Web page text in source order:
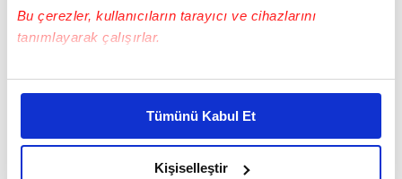
Bu çerezler, kullanıcıların tarayıcı ve cihazlarını
tanımlayarak çalışırlar.
Bu çerezlere izin vermeniz halinde sizlere özel
daha iyi reklam deneyimi yaşatabiliriz. Bunu yaparken
amacımızın size daha iyi bir reklam deneyimi sunmak
olduğunu ve sizlere en iyi içerikleri sunabilmek adına
Tümünü Kabul Et
Kişiselleştir